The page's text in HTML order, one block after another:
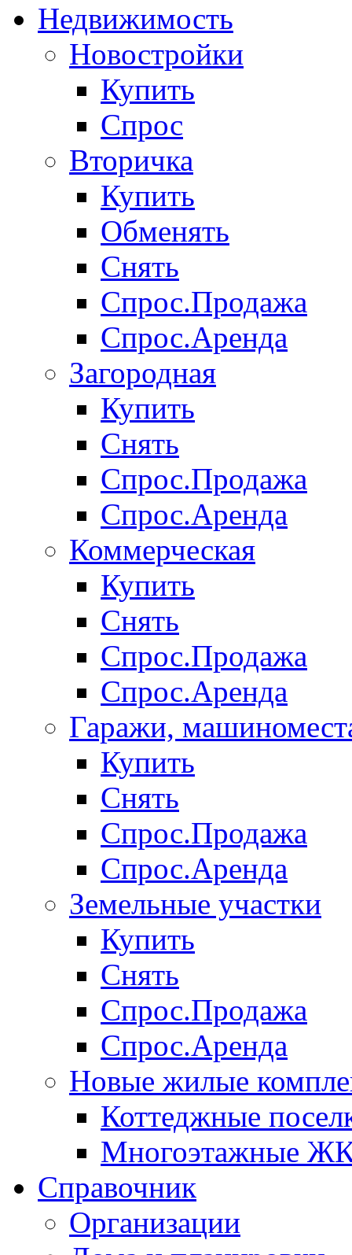
Недвижимость
Новостройки
Купить
Спрос
Вторичка
Купить
Обменять
Снять
Спрос.Продажа
Спрос.Аренда
Загородная
Купить
Снять
Спрос.Продажа
Спрос.Аренда
Коммерческая
Купить
Снять
Спрос.Продажа
Спрос.Аренда
Гаражи,
Купить
Снять
Спрос.Продажа
Спрос.Аренда
Земельные участки
Купить
Снять
Спрос.Продажа
Спрос.Аренда
Новые жилые
Коттеджные
Многоэтажные
Справочник
Организации